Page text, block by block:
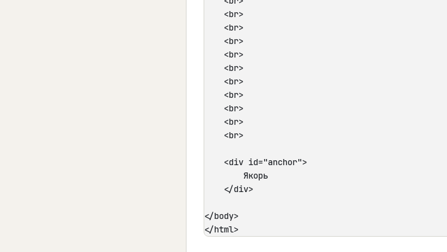
    <br>
    <br>
    <br>
    <br>
    <br>
    <br>
    <br>
    <br>
    <br>
    <br>
    <div id="anchor">
        Якорь
    </div>
</body>
</html>